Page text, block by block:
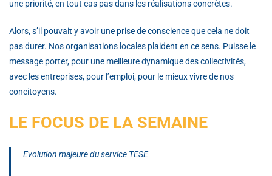
une priorité, en tout cas pas dans les réalisations concrètes.
Alors, s’il pouvait y avoir une prise de conscience que cela ne doit
pas durer. Nos organisations locales plaident en ce sens. Puisse le
message porter, pour une meilleure dynamique des collectivités,
avec les entreprises, pour l’emploi, pour le mieux vivre de nos
concitoyens.
LE FOCUS DE LA SEMAINE
Evolution majeure du service TESE